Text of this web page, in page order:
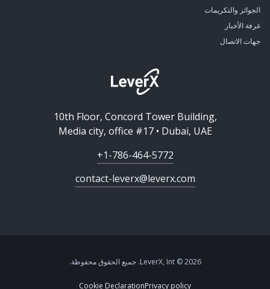
الجوائز والتكريمات
غرفة الأخبار
جهات الاتصال
10th Floor, Concord Tower Building,
Media city, office #17 • Dubai, UAE
+1-786-464-5772
contact-leverx@leverx.com
2026 © LeverX, Int. جميع الحقوق محفوظة.
Privacy policy
Cookie Declaration